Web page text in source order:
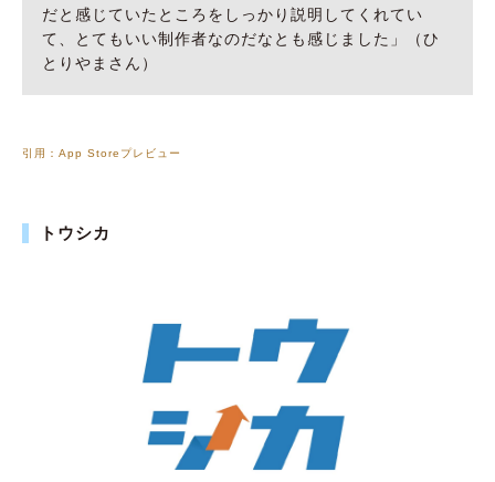
だと感じていたところをしっかり説明してくれてい
て、とてもいい制作者なのだなとも感じました」（ひ
とりやまさん）
引用：App Storeプレビュー
トウシカ